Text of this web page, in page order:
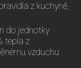
z kuchyně,
do jednotky
tepla z
vzduchu